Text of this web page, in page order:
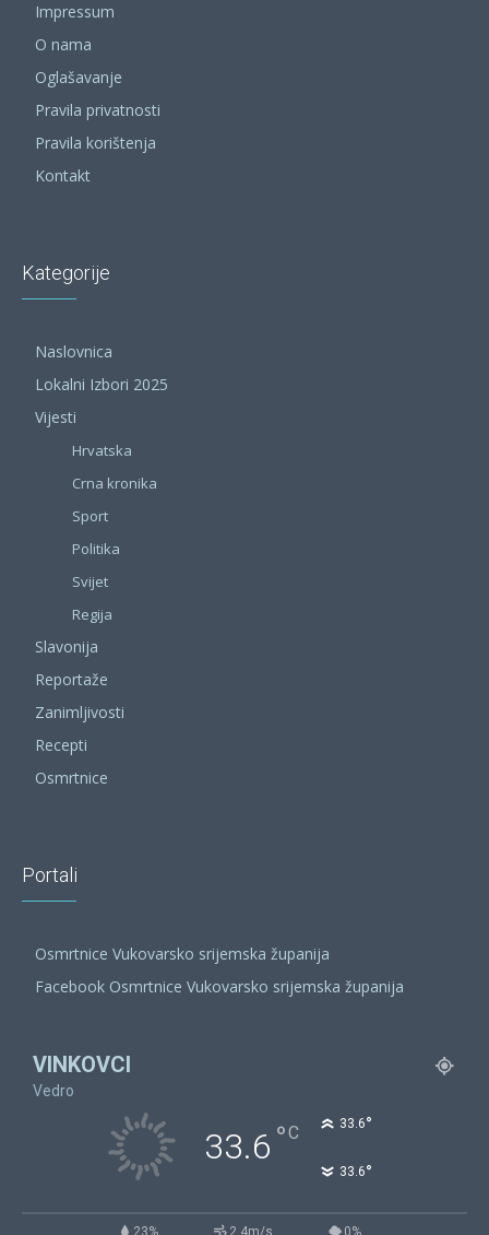
Impressum
O nama
Oglašavanje
Pravila privatnosti
Pravila korištenja
Kontakt
Kategorije
Naslovnica
Lokalni Izbori 2025
Vijesti
Hrvatska
Crna kronika
Sport
Politika
Svijet
Regija
Slavonija
Reportaže
Zanimljivosti
Recepti
Osmrtnice
Portali
Osmrtnice Vukovarsko srijemska županija
Facebook Osmrtnice Vukovarsko srijemska županija
VINKOVCI
Vedro
33.6 °C 33.6°
33.6°